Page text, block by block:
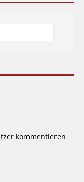
kommentieren